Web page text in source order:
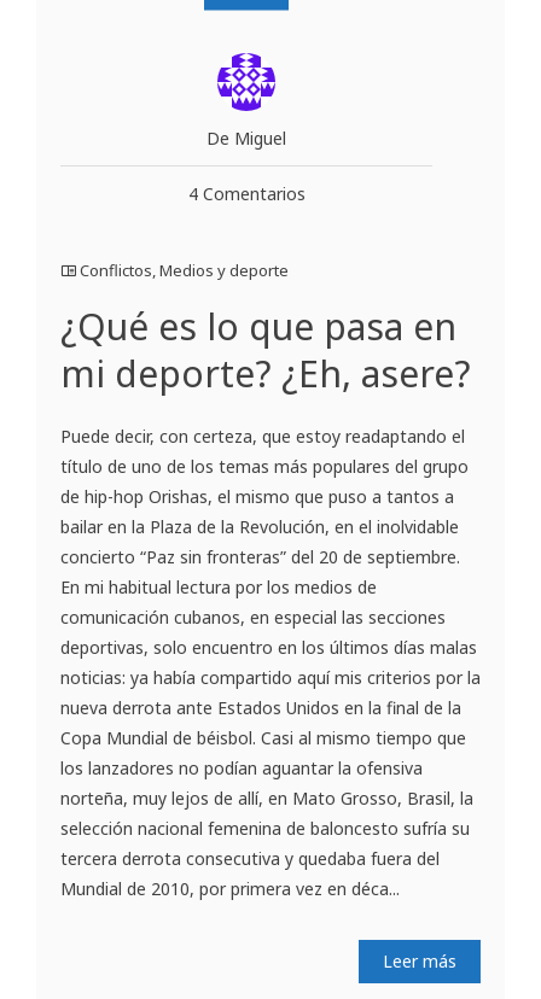
De Miguel
4 Comentarios
Conflictos,Medios y deporte
¿Qué es lo que pasa en
mi deporte? ¿Eh, asere?
Puede decir, con certeza, que estoy readaptando el
título de uno de los temas más populares del grupo
de hip-hop Orishas, el mismo que puso a tantos a
bailar en la Plaza de la Revolución, en el inolvidable
concierto “Paz sin fronteras” del 20 de septiembre.
En mi habitual lectura por los medios de
comunicación cubanos, en especial las secciones
deportivas, solo encuentro en los últimos días malas
noticias: ya había compartido aquí mis criterios por la
nueva derrota ante Estados Unidos en la final de la
Copa Mundial de béisbol. Casi al mismo tiempo que
los lanzadores no podían aguantar la ofensiva
norteña, muy lejos de allí, en Mato Grosso, Brasil, la
selección nacional femenina de baloncesto sufría su
tercera derrota consecutiva y quedaba fuera del
Mundial de 2010, por primera vez en déca...
Leer más